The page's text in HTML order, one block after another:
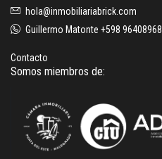
hola@inmobiliariabrick.com
Guillermo Matonte +598 96408968
Contacto
Somos miembros de: